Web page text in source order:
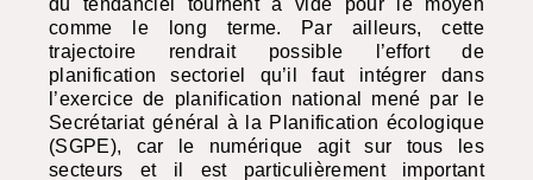
du tendanciel tournent à vide pour le moyen
comme le long terme. Par ailleurs, cette
trajectoire rendrait possible l’effort de
planification sectoriel qu’il faut intégrer dans
l’exercice de planification national mené par le
Secrétariat général à la Planification écologique
(SGPE), car le numérique agit sur tous les
secteurs et il est particulièrement important